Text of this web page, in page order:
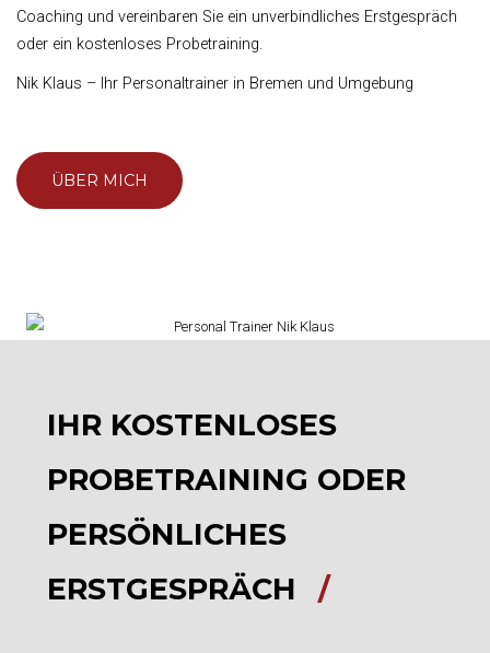
Coaching und vereinbaren Sie ein unverbindliches Erstgespräch
oder ein kostenloses Probetraining.
Nik Klaus – Ihr Personaltrainer in Bremen und Umgebung
ÜBER MICH
IHR KOSTENLOSES
PROBETRAINING ODER
PERSÖNLICHES
ERSTGESPRÄCH